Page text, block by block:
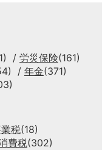
労災保険(161)
年金(371)
税(18)
費税(302)